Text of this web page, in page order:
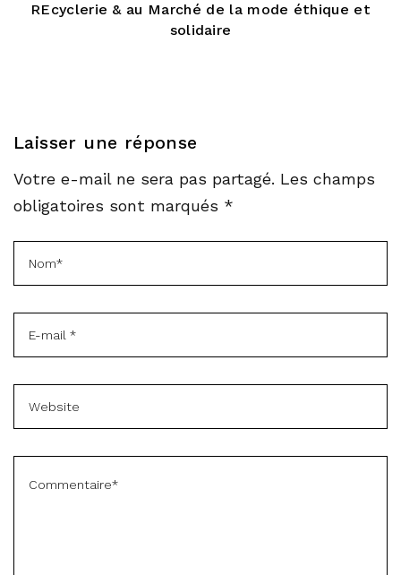
REcyclerie & au Marché de la mode éthique et
solidaire
Laisser une réponse
Votre e-mail ne sera pas partagé. Les champs
obligatoires sont marqués *